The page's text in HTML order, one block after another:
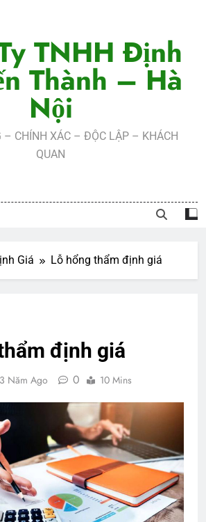
TNHH Định
Thành – Hà
Nội
– CHÍNH XÁC – ĐỘC LẬP – KHÁCH
QUAN
Giá Lỗ hổng thẩm định giá
định giá
3 Năm Ago 0 10 Mins